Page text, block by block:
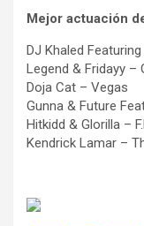
Mejor actuación
DJ Khaled
Legend & Fridayy –
Doja Cat – Vegas
Gunna & Future
Hitkidd & Glorilla –
Kendrick Lamar –